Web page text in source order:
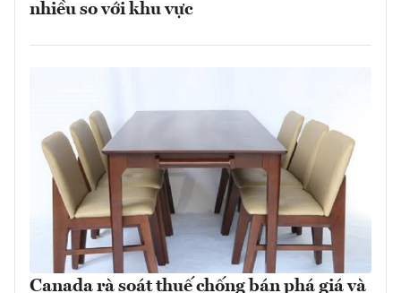
nhiều so với khu vực
Canada rà soát thuế chống bán phá giá và